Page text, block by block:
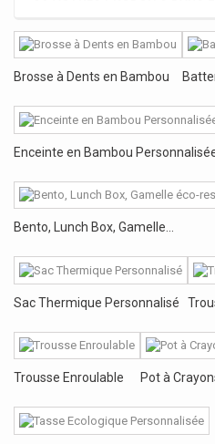
Brosse à Dents en Bambou
Enceinte en Bambou
Bento, Lunch Box, Gamelle...
Sac Thermique Personnalisé
Trousse Enroulable Pot à